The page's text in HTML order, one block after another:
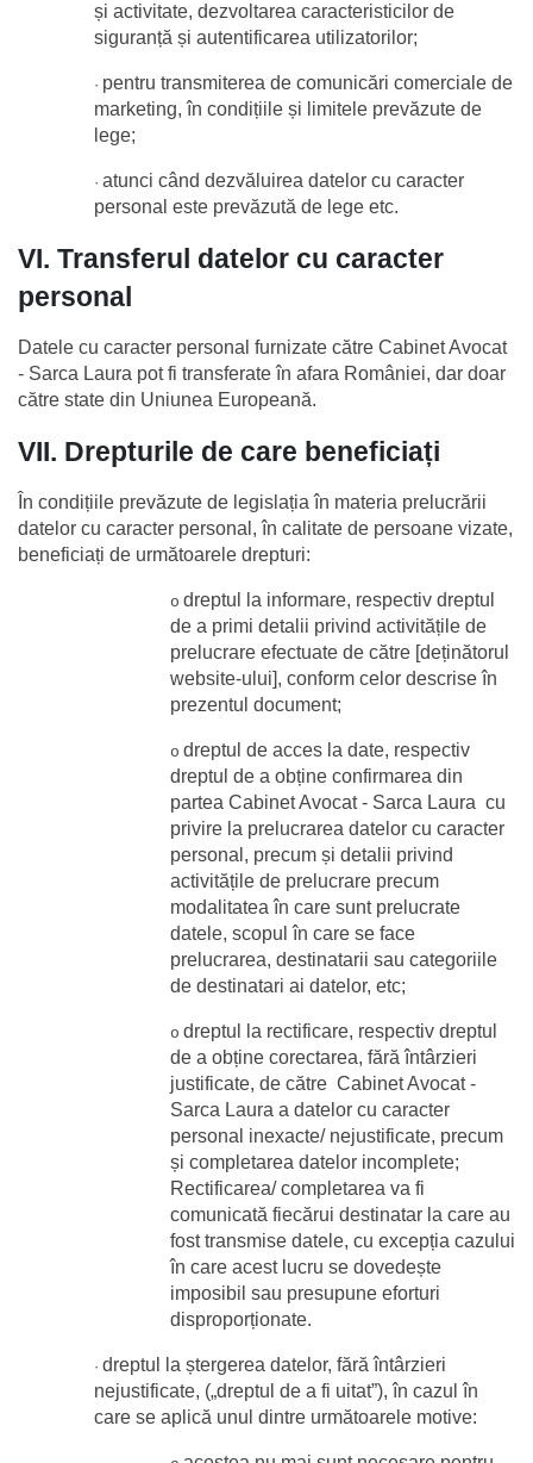
și activitate, dezvoltarea caracteristicilor de
siguranță și autentificarea utilizatorilor;
· pentru transmiterea de comunicări comerciale de
marketing, în condițiile și limitele prevăzute de
lege;
· atunci când dezvăluirea datelor cu caracter
personal este prevăzută de lege etc.
VI. Transferul datelor cu caracter
personal
Datele cu caracter personal furnizate către Cabinet Avocat
- Sarca Laura pot fi transferate în afara României, dar doar
către state din Uniunea Europeană.
VII. Drepturile de care beneficiați
În condițiile prevăzute de legislația în materia prelucrării
datelor cu caracter personal, în calitate de persoane vizate,
beneficiați de următoarele drepturi:
o dreptul la informare, respectiv dreptul
de a primi detalii privind activitățile de
prelucrare efectuate de către [deținătorul
website-ului], conform celor descrise în
prezentul document;
o dreptul de acces la date, respectiv
dreptul de a obține confirmarea din
partea Cabinet Avocat - Sarca Laura  cu
privire la prelucrarea datelor cu caracter
personal, precum și detalii privind
activitățile de prelucrare precum
modalitatea în care sunt prelucrate
datele, scopul în care se face
prelucrarea, destinatarii sau categoriile
de destinatari ai datelor, etc;
o dreptul la rectificare, respectiv dreptul
de a obține corectarea, fără întârzieri
justificate, de către  Cabinet Avocat -
Sarca Laura a datelor cu caracter
personal inexacte/ nejustificate, precum
și completarea datelor incomplete;
Rectificarea/ completarea va fi
comunicată fiecărui destinatar la care au
fost transmise datele, cu excepția cazului
în care acest lucru se dovedește
imposibil sau presupune eforturi
disproporționate.
· dreptul la ștergerea datelor, fără întârzieri
nejustificate, („dreptul de a fi uitat”), în cazul în
care se aplică unul dintre următoarele motive: